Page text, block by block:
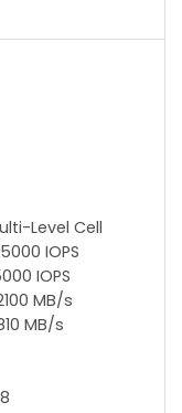
Level Cell
IOPS
IOPS
MB/s
MB/s